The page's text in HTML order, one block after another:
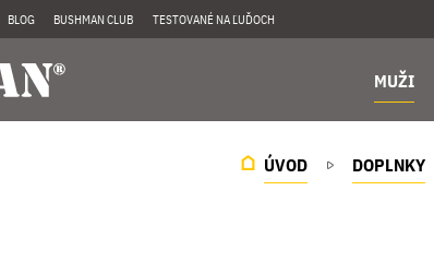
BLOG BUSHMAN CLUB TESTOVANÉ NA ĽUĎOCH
MUŽI
ÚVOD DOPLNKY